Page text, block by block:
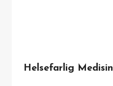
Helsefarlig Medisin